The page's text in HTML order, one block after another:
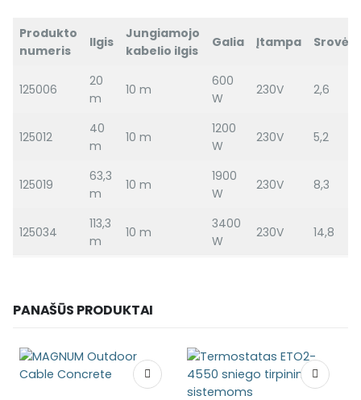
Produkto
numeris
Ilgis
Jungiamojo
kabelio ilgis
Galia Įtampa
125006
20
m
10 m
600
W
230V 2,6
125012
40
m
10 m
1200
W
230V 5,2
125019
63,3
m
10 m
1900
W
230V 8,3
125034
113,3
m
10 m
3400
W
230V 14,8
PANAŠŪS PRODUKTAI